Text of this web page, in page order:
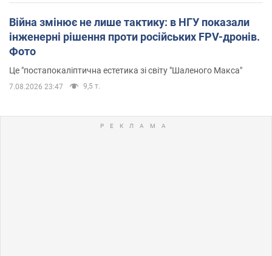
Війна змінює не лише тактику: в НГУ показали
інженерні рішення проти російських FPV-дронів.
Фото
Це "постапокаліптична естетика зі світу "Шаленого Макса"
7.08.2026 23:47 9,5 т.